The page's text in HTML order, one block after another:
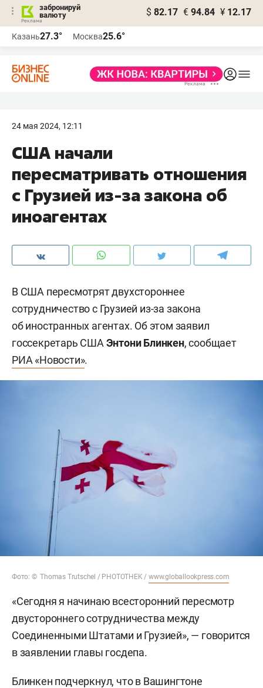
забронируй
валюту
$ 82.17 € 94.84 ¥ 12.17
Казань27.3° Москва25.6°
24 мая 2024, 12:11
США начали
пересматривать отношения
с Грузией из-за закона об
иноагентах
В США пересмотрят двухстороннее
сотрудничество с Грузией из-за закона
об иностранных агентах. Об этом заявил
госсекретарь США Энтони Блинкен, сообщает
РИА «Новости».
Фото: © Thomas Trutschel / PHOTOTHEK /www.globallookpress.com
«Сегодня я начинаю всесторонний пересмотр
двустороннего сотрудничества между
Соединенными Штатами и Грузией», — говорится
в заявлении главы госдепа.
Блинкен подчеркнул, что в Вашингтоне